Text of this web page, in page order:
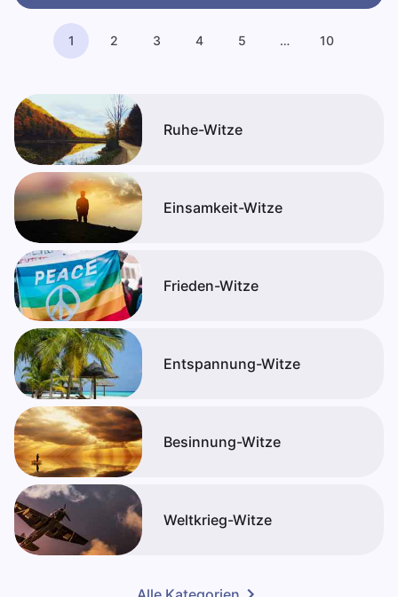
1 2 3 4 5 … 10
Ruhe-Witze
Einsamkeit-Witze
Frieden-Witze
Entspannung-Witze
Besinnung-Witze
Weltkrieg-Witze